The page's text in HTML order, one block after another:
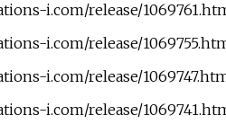
i.com/release/
i.com/release/
i.com/release/
i.com/release/